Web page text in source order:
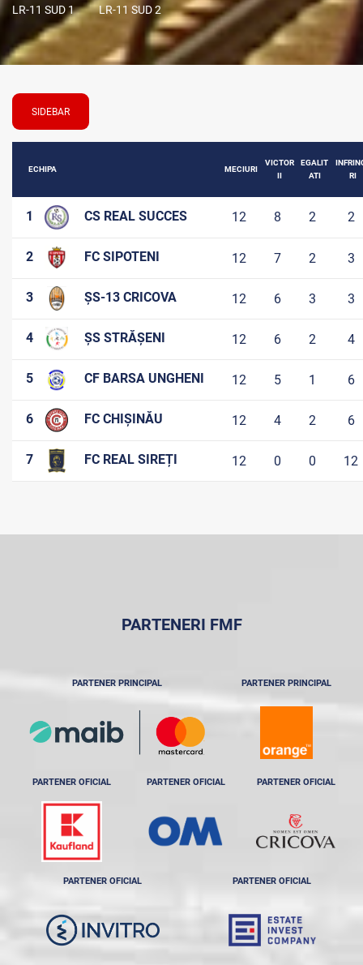
LR-11 SUD 1 LR-11 SUD 2
SIDEBAR
ECHIPA MECIURI
VICTOR
II
EGALIT
ATI
RI
1 CS REAL SUCCES 12 8 2 2
2 FC SIPOTENI 12 7 2 3
3 ȘS-13 CRICOVA 12 6 3 3
4 ȘS STRĂȘENI 12 6 2 4
5 CF BARSA UNGHENI 12 5 1 6
6 FC CHIȘINĂU 12 4 2 6
7 FC REAL SIREȚI 12 0 0 12
PARTENERI FMF
PARTENER PRINCIPAL PARTENER PRINCIPAL
PARTENER OFICIAL PARTENER OFICIAL PARTENER OFICIAL
PARTENER OFICIAL PARTENER OFICIAL